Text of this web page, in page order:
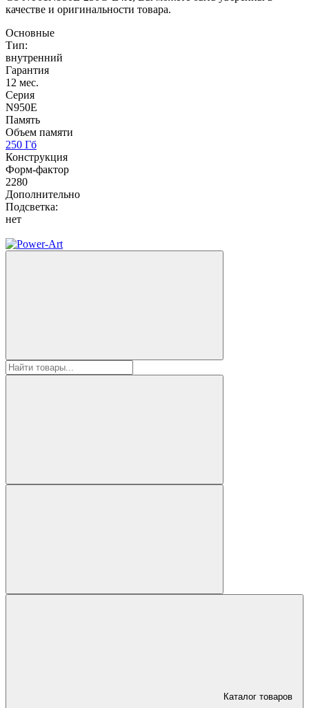
качестве и оригинальности товара.
Основные
Тип:
внутренний
Гарантия
12 мес.
Серия
N950E
Память
Объем памяти
250 Гб
Конструкция
Форм-фактор
2280
Дополнительно
Подсветка:
нет
Каталог товаров